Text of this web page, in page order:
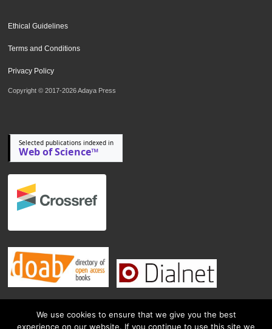
Ethical Guidelines
Terms and Conditions
Privacy Policy
Copyright © 2017-2026 Adaya Press
Selected publications indexed in
Web of Science™
We use cookies to ensure that we give you the best
experience on our website. If you continue to use this site we